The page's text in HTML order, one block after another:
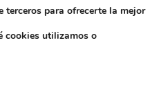
terceros para ofrecerte la mejor
cookies utilizamos o